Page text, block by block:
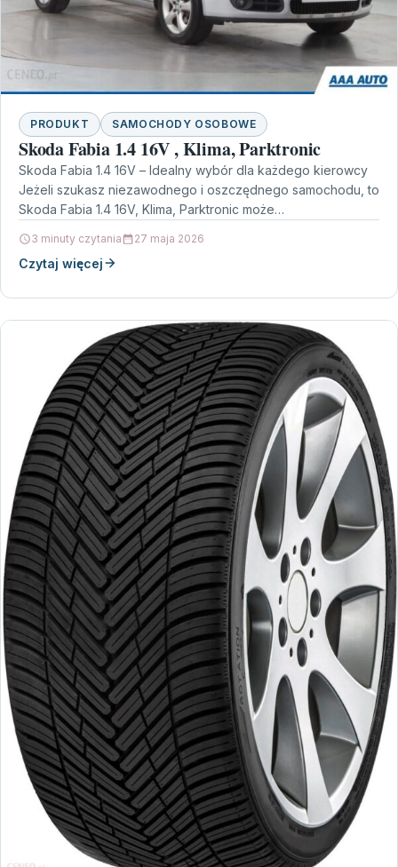
PRODUKT SAMOCHODY OSOBOWE
Skoda Fabia 1.4 16V , Klima, Parktronic
Skoda Fabia 1.4 16V – Idealny wybór dla każdego kierowcy
Jeżeli szukasz niezawodnego i oszczędnego samochodu, to
Skoda Fabia 1.4 16V, Klima, Parktronic może…
3 minuty czytania 27 maja 2026
Czytaj więcej